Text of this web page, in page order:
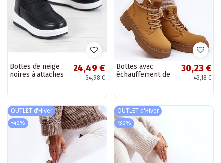
Bottes de neige
noires à attaches
24,49 €
34,98 €
Bottes avec
échauffement de
30,23 €
43,18 €
OUTLET d'Hiver
-40%
OUTLET d'Hiver
-30%